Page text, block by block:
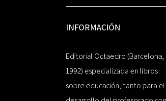
INFORMACIÓN
Editorial Octaedro (Barcelona,
1992) especializada en libros
sobre educación, tanto para el